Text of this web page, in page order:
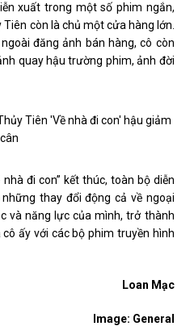
xuất trong một số phim ngắn,
còn là chủ một cửa hàng lớn.
đăng ảnh bán hàng, cô còn
quay hậu trường phim, ảnh đời
đi con” kết thúc, toàn bộ diễn
thay đổi động cả về ngoại
và năng lực của mình, trở thành
ấy với các bộ phim truyền hình
Loan Mạc
Image: General